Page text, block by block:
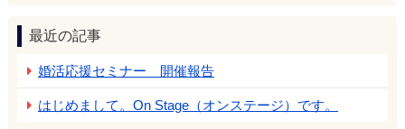
最近の記事
婚活応援セミナー 開催報告
はじめまして。On Stage（オンステージ）です。